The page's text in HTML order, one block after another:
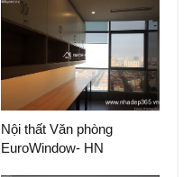
Nội thất Văn phòng
EuroWindow- HN